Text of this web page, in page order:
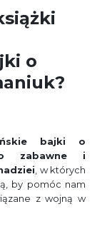
o
bajki o
zabawne i
, w których
by pomóc nam
z wojną w